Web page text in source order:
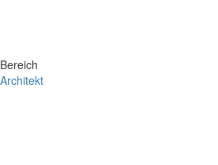
Bereich
Architekt